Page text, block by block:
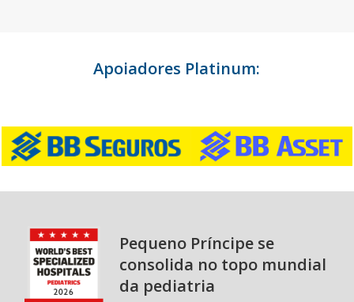
Apoiadores Platinum:
Pequeno Príncipe se
consolida no topo mundial
da pediatria